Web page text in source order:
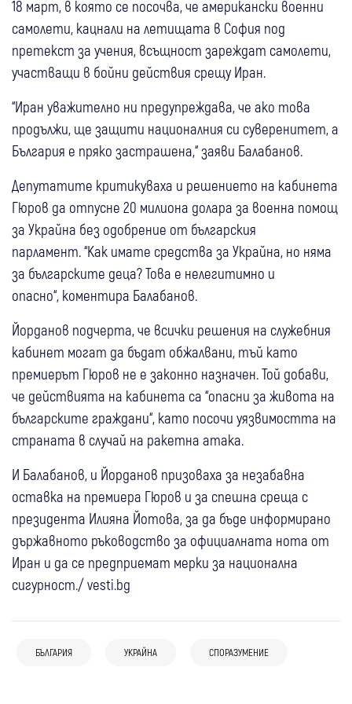
18 март, в която се посочва, че американски военни
самолети, кацнали на летищата в София под
претекст за учения, всъщност зареждат самолети,
участващи в бойни действия срещу Иран.
“Иран уважително ни предупреждава, че ако това
продължи, ще защити националния си суверенитет, а
България е пряко застрашена,“ заяви Балабанов.
Депутатите критикуваха и решението на кабинета
Гюров да отпусне 20 милиона долара за военна помощ
за Украйна без одобрение от българския
парламент. “Как имате средства за Украйна, но няма
за българските деца? Това е нелегитимно и
опасно“, коментира Балабанов.
Йорданов подчерта, че всички решения на служебния
кабинет могат да бъдат обжалвани, тъй като
премиерът Гюров не е законно назначен. Той добави,
че действията на кабинета са “опасни за живота на
българските граждани“, като посочи уязвимостта на
страната в случай на ракетна атака.
И Балабанов, и Йорданов призоваха за незабавна
оставка на премиера Гюров и за спешна среща с
президента Илияна Йотова, за да бъде информирано
държавното ръководство за официалната нота от
Иран и да се предприемат мерки за национална
сигурност./ vesti.bg
БЪЛГАРИЯ УКРАЙНА СПОРАЗУМЕНИЕ
Свят 06 авг
Въздушна атака в Черно море: Загина
човек, трима са ранени при удар по
цивилен кораб
Украйна удари две руски рафинерии,
Украйна: Русия разполага
Кметът на Банско: Няма данни за